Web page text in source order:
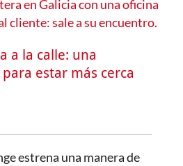
a la calle: una
estar más cerca
estrena una manera de